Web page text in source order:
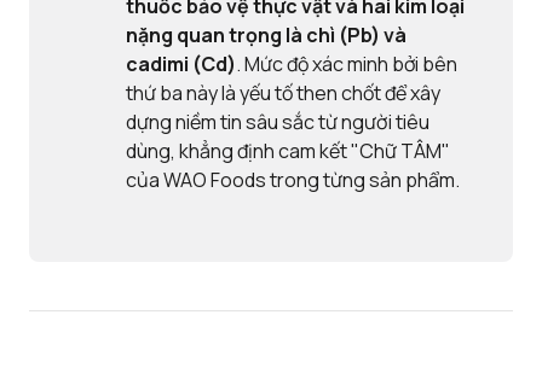
thuốc bảo vệ thực vật và hai kim loại
nặng quan trọng là chì (Pb) và
cadimi (Cd). Mức độ xác minh bởi bên
thứ ba này là yếu tố then chốt để xây
dựng niềm tin sâu sắc từ người tiêu
dùng, khẳng định cam kết "Chữ TÂM"
của WAO Foods trong từng sản phẩm.